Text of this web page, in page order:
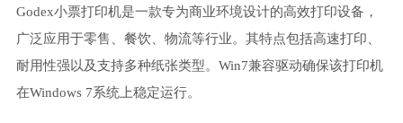
Godex小票打印机是一款专为商业环境设计的高效打印设备，
广泛应用于零售、餐饮、物流等行业。其特点包括高速打印、
耐用性强以及支持多种纸张类型。Win7兼容驱动确保该打印机
在Windows 7系统上稳定运行。